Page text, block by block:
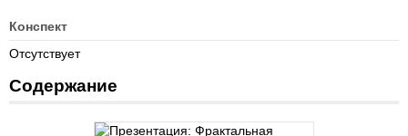
Конспект
Отсутствует
Содержание